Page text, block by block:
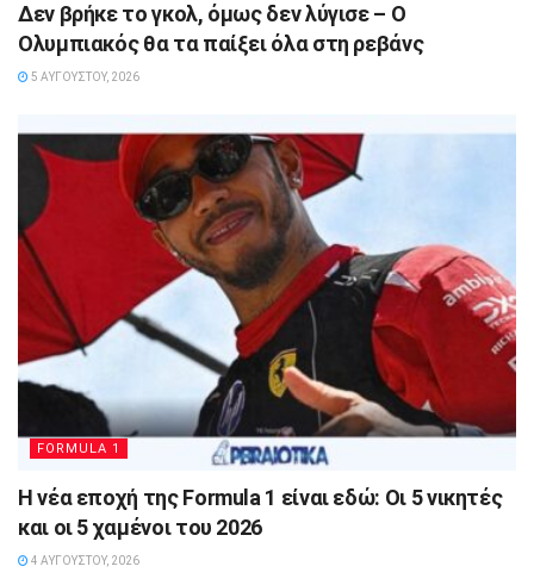
Δεν βρήκε το γκολ, όμως δεν λύγισε – Ο
Ολυμπιακός θα τα παίξει όλα στη ρεβάνς
5 ΑΥΓΟΎΣΤΟΥ, 2026
FORMULA 1
Η νέα εποχή της Formula 1 είναι εδώ: Οι 5 νικητές
και οι 5 χαμένοι του 2026
4 ΑΥΓΟΎΣΤΟΥ, 2026